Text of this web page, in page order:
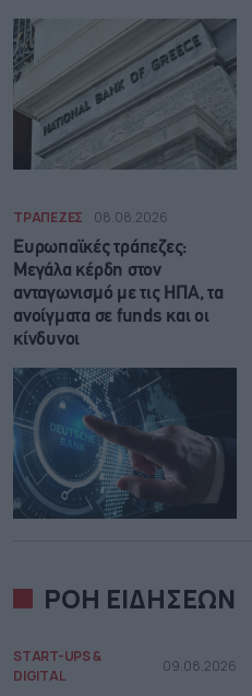
ΤΡΑΠΕΖΕΣ 08.08.2026
Ευρωπαϊκές τράπεζες:
Μεγάλα κέρδη στον
ανταγωνισμό με τις ΗΠΑ, τα
ανοίγματα σε funds και οι
κίνδυνοι
ΡΟΗ ΕΙΔΗΣΕΩΝ
START-UPS &
DIGITAL
09.08.2026